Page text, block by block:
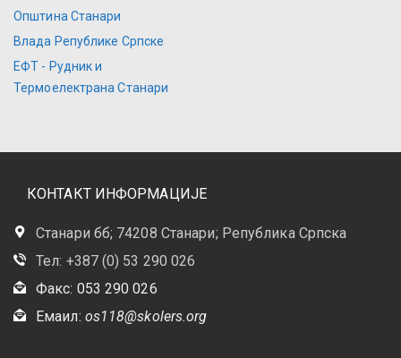
Општина Станари
Влада Републике Српске
ЕФТ - Рудник и
Термоелектрана Станари
КОНТАКТ ИНФОРМАЦИЈЕ
Станари бб; 74208 Станари; Република Српска
Тел: +387 (0) 53 290 026
Факс: 053 290 026
Емаил: os118@skolers.org